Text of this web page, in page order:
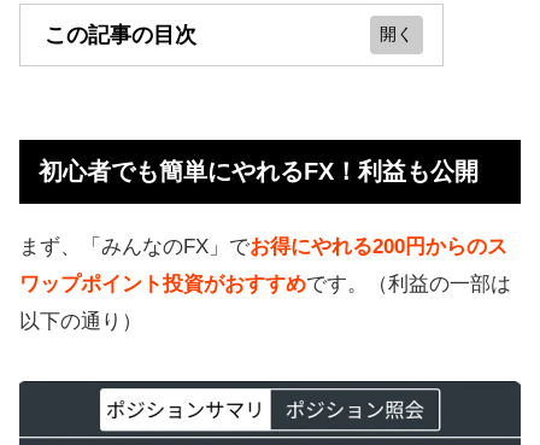
この記事の目次
公開
スマホアプリで自動売買できる
放置FXもアプリから少額でやれる
無料の口座開設で1000円もらってか
ら取引
【まとめ】最強のスマホFXアプリが
初心者でも簡単にやれるFX！利益も公開
まず、「みんなのFX」でお得にやれる200円からのス
ワップポイント投資がおすすめです。（利益の一部は
以下の通り）